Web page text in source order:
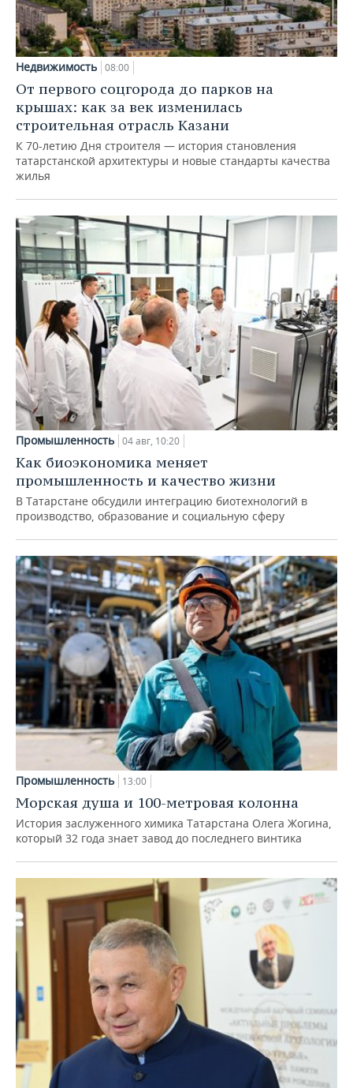
Недвижимость 08:00
От первого соцгорода до парков на
крышах: как за век изменилась
строительная отрасль Казани
К 70-летию Дня строителя — история становления
татарстанской архитектуры и новые стандарты качества
жилья
Промышленность 04 авг, 10:20
Как биоэкономика меняет
промышленность и качество жизни
В Татарстане обсудили интеграцию биотехнологий в
производство, образование и социальную сферу
Промышленность 13:00
Морская душа и 100-метровая колонна
История заслуженного химика Татарстана Олега Жогина,
который 32 года знает завод до последнего винтика